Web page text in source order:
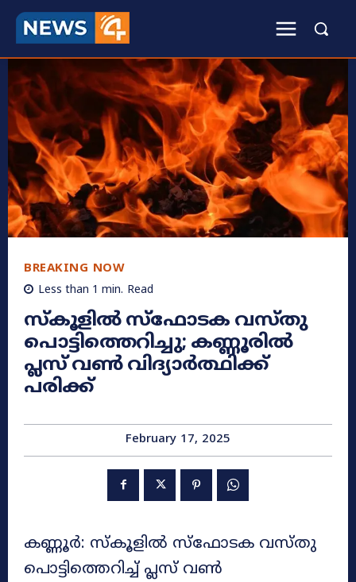
BREAKING NOW
Less than 1 min. Read
സ്‌കൂളില്‍ സ്‌ഫോടക വസ്തു
പൊട്ടിത്തെറിച്ചു; കണ്ണൂരിൽ
പ്ലസ് വണ്‍ വിദ്യാര്‍ത്ഥിക്ക്
പരിക്ക്
February 17, 2025
കണ്ണൂര്‍: സ്‌കൂളില്‍ സ്‌ഫോടക വസ്തു
പൊട്ടിത്തെറിച്ച് പ്ലസ് വണ്‍